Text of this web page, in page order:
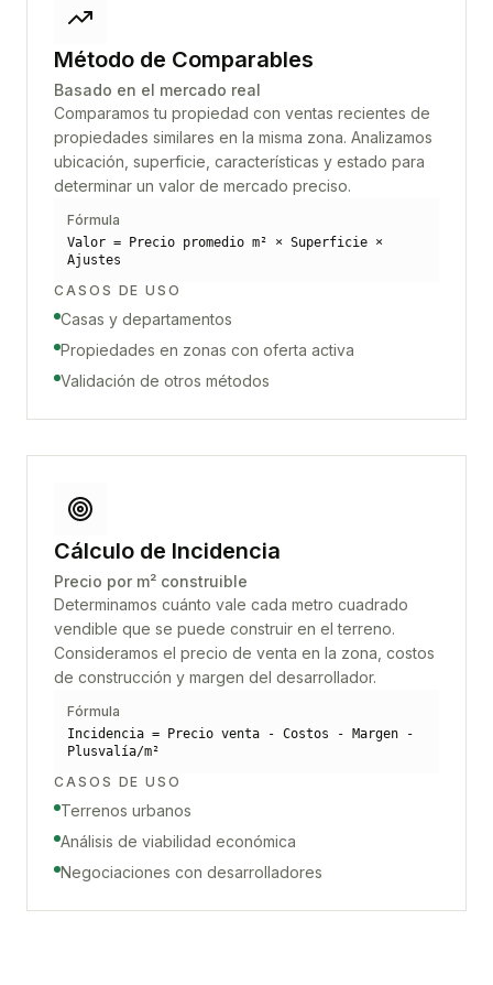
Método de Comparables
Basado en el mercado real
Comparamos tu propiedad con ventas recientes de
propiedades similares en la misma zona. Analizamos
ubicación, superficie, características y estado para
determinar un valor de mercado preciso.
Fórmula
Valor = Precio promedio m² × Superficie ×
Ajustes
CASOS DE USO
Casas y departamentos
Propiedades en zonas con oferta activa
Validación de otros métodos
Cálculo de Incidencia
Precio por m² construible
Determinamos cuánto vale cada metro cuadrado
vendible que se puede construir en el terreno.
Consideramos el precio de venta en la zona, costos
de construcción y margen del desarrollador.
Fórmula
Incidencia = Precio venta - Costos - Margen -
Plusvalía/m²
CASOS DE USO
Terrenos urbanos
Análisis de viabilidad económica
Negociaciones con desarrolladores